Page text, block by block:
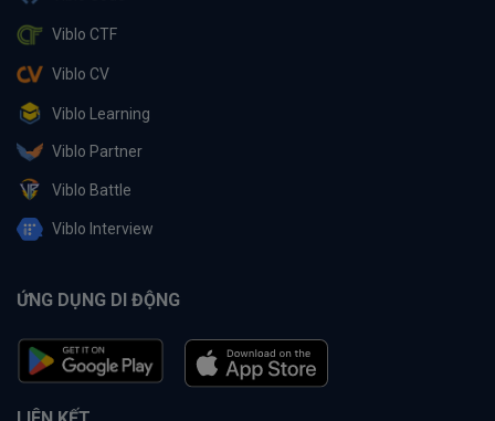
Viblo CTF
Viblo CV
Viblo Learning
Viblo Partner
Viblo Battle
Viblo Interview
ỨNG DỤNG DI ĐỘNG